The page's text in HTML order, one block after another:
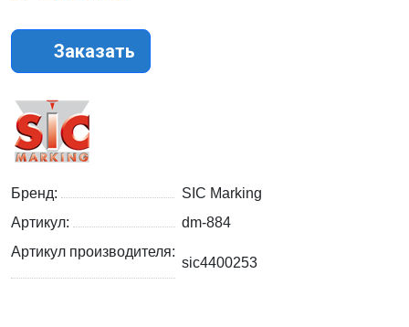
Заказать
Бренд:
SIC Marking
Артикул:
dm-884
Артикул производителя:
sic4400253